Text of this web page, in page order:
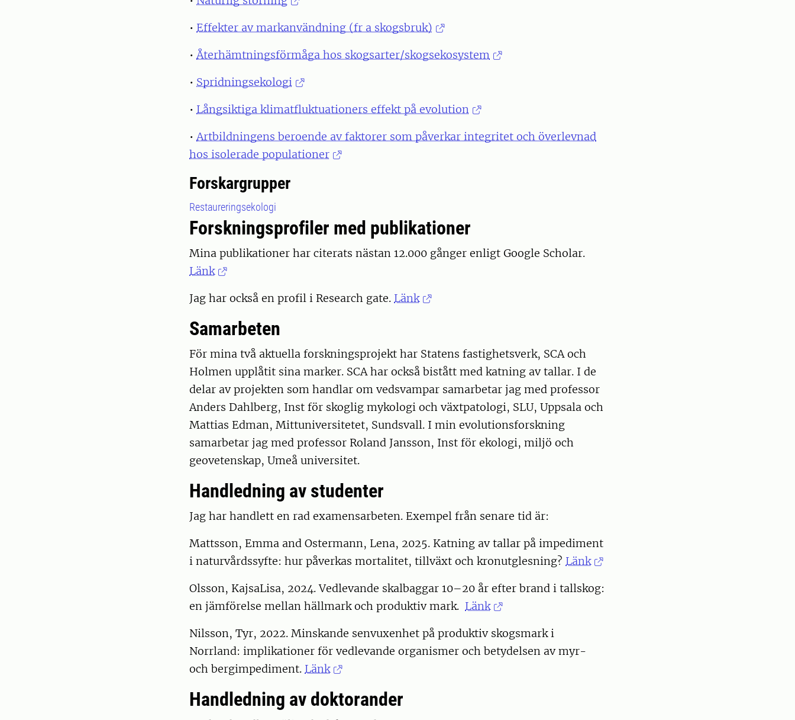
• Effekter av markanvändning (fr a skogsbruk)
•Återhämtningsförmåga hos skogsarter/skogsekosystem
• Spridningsekologi
• Långsiktiga klimatfluktuationers effekt på evolution
•Artbildningens beroende av faktorer som påverkar integritet och överlevnad
hos isolerade populationer
Forskargrupper
Restaureringsekologi
Forskningsprofiler med publikationer
Mina publikationer har citerats nästan 12.000 gånger enligt Google Scholar.
Länk
Jag har också en profil i Research gate. Länk
Samarbeten
För mina två aktuella forskningsprojekt har Statens fastighetsverk, SCA och
Holmen upplåtit sina marker. SCA har också bistått med katning av tallar. I de
delar av projekten som handlar om vedsvampar samarbetar jag med professor
Anders Dahlberg, Inst för skoglig mykologi och växtpatologi, SLU, Uppsala och
Mattias Edman, Mittuniversitetet, Sundsvall. I min evolutionsforskning
samarbetar jag med professor Roland Jansson, Inst för ekologi, miljö och
geovetenskap, Umeå universitet.
Handledning av studenter
Jag har handlett en rad examensarbeten. Exempel från senare tid är:
Mattsson, Emma and Ostermann, Lena, 2025. Katning av tallar på impediment
i naturvårdssyfte: hur påverkas mortalitet, tillväxt och kronutglesning? Länk
Olsson, KajsaLisa, 2024. Vedlevande skalbaggar 10–20 år efter brand i tallskog:
en jämförelse mellan hällmark och produktiv mark. Länk
Nilsson, Tyr, 2022. Minskande senvuxenhet på produktiv skogsmark i
Norrland: implikationer för vedlevande organismer och betydelsen av myr-
och bergimpediment. Länk
Handledning av doktorander